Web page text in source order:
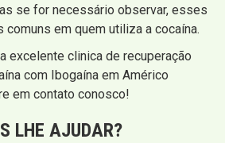
se for necessário observar, esses
em quem utiliza a cocaína.
excelente clinica de recuperação
com Ibogaína em Américo
em contato conosco!
LHE AJUDAR?